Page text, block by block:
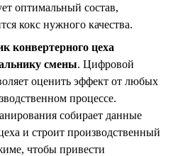
оптимальный состав,
кокс нужного качества.
конвертерного цеха
смены. Цифровой
оценить эффект от любых
процессе.
собирает данные
и строит производственный
чтобы привести